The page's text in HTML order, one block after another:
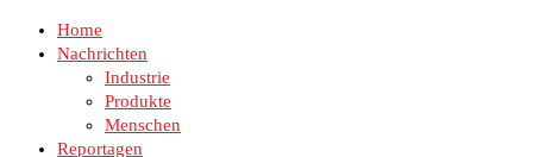
Home
Nachrichten
Industrie
Produkte
Menschen
Reportagen